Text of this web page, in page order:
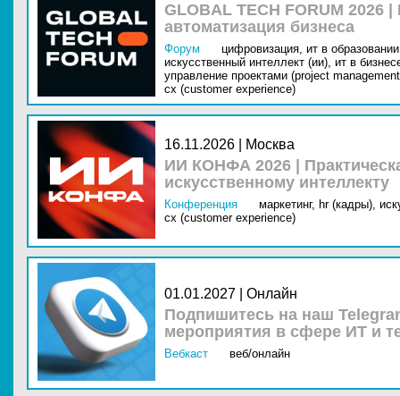
GLOBAL TECH FORUM
автоматизация бизнеса
Форум цифровизация, ит в
искусственный интеллект (ии), ит в
управление проектами (project
cx (customer experience)
16.11.2026 | Москва
ИИ КОНФА 2026 |
искусственному интеллекту
Конференция маркетинг, hr (кадры),
cx (customer experience)
01.01.2027 | Онлайн
Подпишитесь на наш
мероприятия в сфере ИТ и
Вебкаст веб/онлайн